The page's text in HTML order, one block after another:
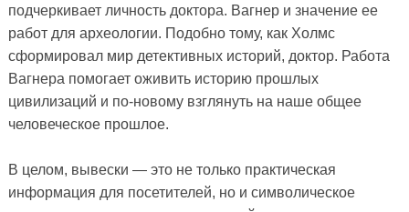
подчеркивает личность доктора. Вагнер и значение ее
работ для археологии. Подобно тому, как Холмс
сформировал мир детективных историй, доктор. Работа
Вагнера помогает оживить историю прошлых
цивилизаций и по-новому взглянуть на наше общее
человеческое прошлое.
В целом, вывески — это не только практическая
информация для посетителей, но и символическое